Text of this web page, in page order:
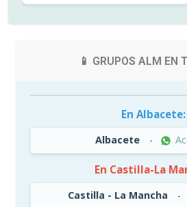
📱 GRUPOS ALM EN
En Albacete:
Albacete -
En Castilla-La
Castilla - La Mancha -